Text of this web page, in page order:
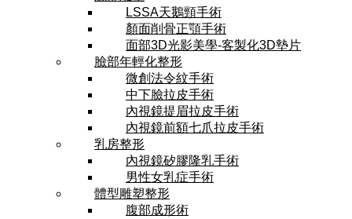
LSSA天鵝頸手術
顏面削骨正顎手術
面部3D光影美學-客製化3D墊片
臉部年輕化整形
微創法令紋手術
中下臉拉皮手術
內視鏡提眉拉皮手術
內視鏡前額七爪拉皮手術
乳房整形
內視鏡矽膠隆乳手術
男性女乳症手術
體型雕塑整形
腹部成形術